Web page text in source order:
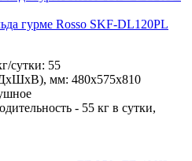
гурме Rosso SKF-DL120PL
сутки: 55
мм: 480х575х810
- 55 кг в сутки,